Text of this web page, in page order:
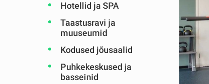
Hotellid ja SPA
Taastusravi ja
muuseumid
Kodused jõusaalid
Puhkekeskused ja
basseinid